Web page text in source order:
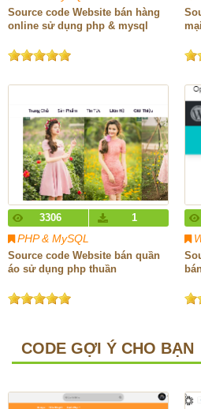
Source code Website bán hàng
online sử dụng php & mysql
3306 1
PHP & MySQL
Source code Website bán quần
áo sử dụng php thuần
CODE GỢI Ý CHO BẠN